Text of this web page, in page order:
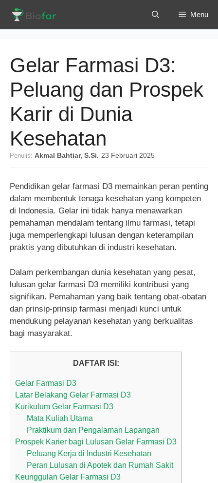
isi
Menu
Gelar Farmasi D3:
Peluang dan Prospek
Karir di Dunia
Kesehatan
Penulis: Akmal Bahtiar, S.Si. · 23 Februari 2025
Pendidikan gelar farmasi D3 memainkan peran penting
dalam membentuk tenaga kesehatan yang kompeten
di Indonesia. Gelar ini tidak hanya menawarkan
pemahaman mendalam tentang ilmu farmasi, tetapi
juga memperlengkapi lulusan dengan keterampilan
praktis yang dibutuhkan di industri kesehatan.
Dalam perkembangan dunia kesehatan yang pesat,
lulusan gelar farmasi D3 memiliki kontribusi yang
signifikan. Pemahaman yang baik tentang obat-obatan
dan prinsip-prinsip farmasi menjadi kunci untuk
mendukung pelayanan kesehatan yang berkualitas
bagi masyarakat.
DAFTAR ISI:
Gelar Farmasi D3
Latar Belakang Gelar Farmasi D3
Kurikulum Gelar Farmasi D3
Mata Kuliah Utama
Praktikum dan Pengalaman Lapangan
Prospek Karier bagi Lulusan Gelar Farmasi D3
Peluang Kerja di Industri Kesehatan
Peran Lulusan di Apotek dan Rumah Sakit
Keunggulan Gelar Farmasi D3